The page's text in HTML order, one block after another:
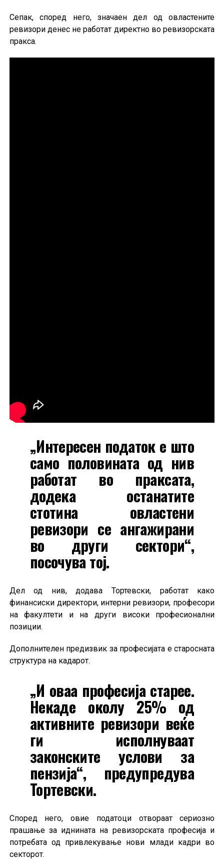
Сепак, според него, значаен дел од овластените
ревизори денес не работат директно во ревизорската
пракса.
„Интересен податок е што
само половината од нив
работат во праксата,
додека останатите
стотина овластени
ревизори се ангажирани
во други сектори“,
посочува тој.
Дел од нив, додава Тортевски, работат како
финансиски директори, интерни ревизори, професори
на факултети и на други високи професионални
позиции.
Дополнителен предизвик за професијата е старосната
структура на кадарот.
„И оваа професија старее.
Некаде околу 25% од
активните ревизори веќе
ги исполнуваат
законските услови за
пензија“, предупредува
Тортевски.
Според него, овие податоци отвораат сериозно
прашање за иднината на ревизорската професија и
потребата од привлекување нови млади кадри во
секторот.